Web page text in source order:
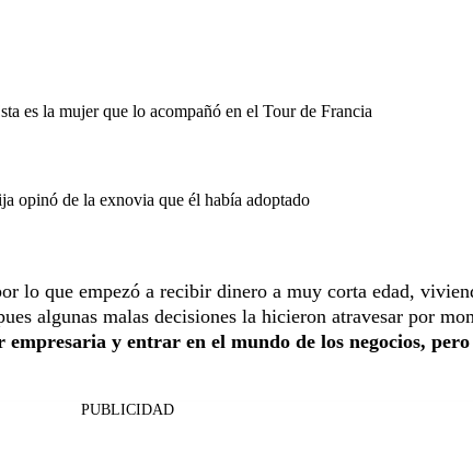
es la mujer que lo acompañó en el Tour de Francia
opinó de la exnovia que él había adoptado
lo que empezó a recibir dinero a muy corta edad,
algunas malas decisiones la hicieron atravesar por
y entrar en el mundo de los negocios, pero
PUBLICIDAD